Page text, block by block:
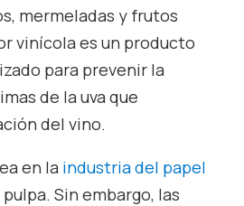
mermeladas y frutos
vinícola es un producto
para prevenir la
de la uva que
del vino.
en la industria del papel
Sin embargo, las